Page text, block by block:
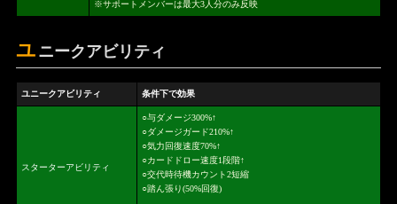
※サポートメンバーは最大3人分のみ反映
ユ ニークアビリティ
ユニークアビリティ 条件下で効果
スターターアビリティ
○与ダメージ300%↑
○ダメージガード210%↑
○気力回復速度70%↑
○カードドロー速度1段階↑
○交代時待機カウント2短縮
○踏ん張り(50%回復)